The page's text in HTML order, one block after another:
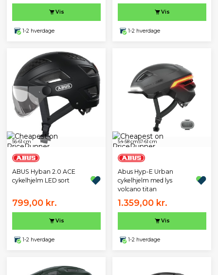
Vis
1-2 hverdage
Vis
1-2 hverdage
56-61 cm
ABUS Hyban 2.0 ACE
cykelhjelm LED sort
799,00 kr.
Vis
1-2 hverdage
54-58 cm57-61 cm
Abus Hyp-E Urban
cykelhjelm med lys
volcano titan
1.359,00 kr.
Vis
1-2 hverdage